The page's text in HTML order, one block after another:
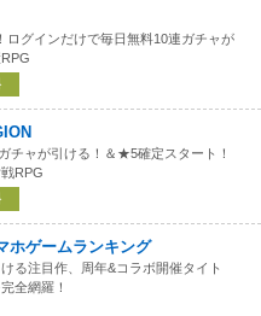
ログインだけで毎日無料10連ガチャが
チャが引ける！＆★5確定スタート！
RPG
ホゲームランキング
る注目作、周年&コラボ開催タイト
全網羅！